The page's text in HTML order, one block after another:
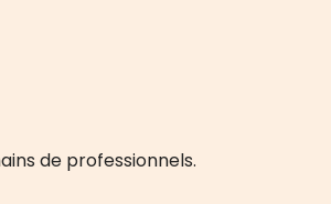
de professionnels.